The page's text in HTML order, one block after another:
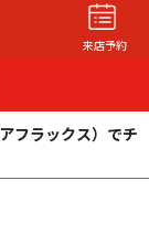
来店予約
フラックス）でチ